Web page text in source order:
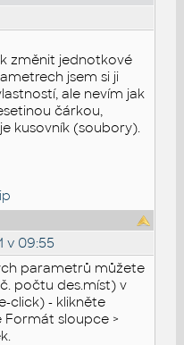
změnit jednotkové
jsem si ji
ale nevím jak
čárkou,
kusovník (soubory).
v 09:55
parametrů můžete
počtu des.míst) v
click) - klikněte
sloupce >